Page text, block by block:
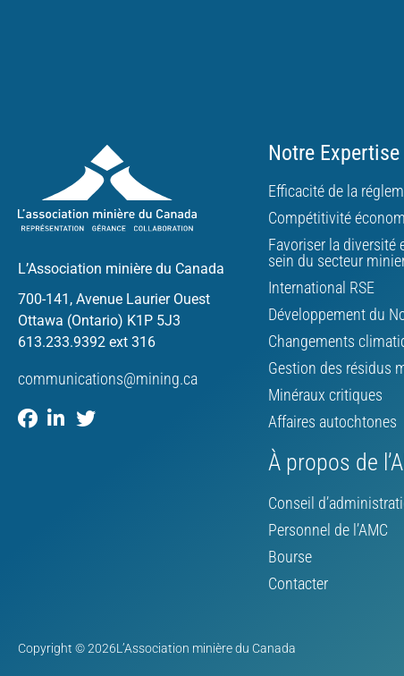
L’Association minière du Canada
700-141, Avenue Laurier Ouest
Ottawa (Ontario) K1P 5J3
613.233.9392 ext 316
communications@mining.ca
Notre Expertise
Efficacité de la
Compétitivité
Favoriser la diversité
sein du secteur
International RSE
Développement du
Changements
Gestion des résidus
Minéraux critiques
Affaires autochtones
À propos de
Conseil
Personnel de l’AMC
Bourse
Contacter
Copyright © 2026L’Association minière du Canada